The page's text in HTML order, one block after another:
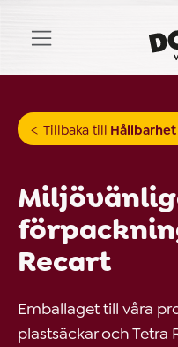
Tillbaka till
Recart
Emballaget till våra
plastsäckar och